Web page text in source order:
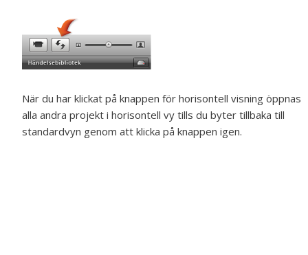
När du har klickat på knappen för horisontell visning öppnas
alla andra projekt i horisontell vy tills du byter tillbaka till
standardvyn genom att klicka på knappen igen.